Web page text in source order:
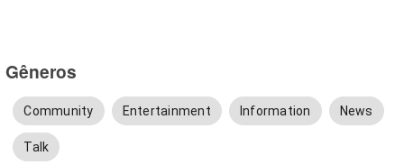
Gêneros
Community Entertainment Information News
Talk